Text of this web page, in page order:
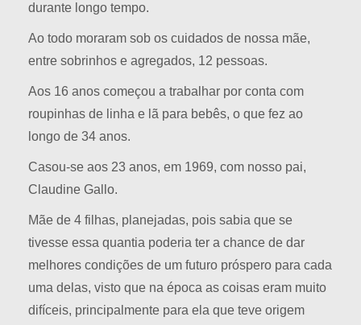
durante longo tempo.
Ao todo moraram sob os cuidados de nossa mãe,
entre sobrinhos e agregados, 12 pessoas.
Aos 16 anos começou a trabalhar por conta com
roupinhas de linha e lã para bebês, o que fez ao
longo de 34 anos.
Casou-se aos 23 anos, em 1969, com nosso pai,
Claudine Gallo.
Mãe de 4 filhas, planejadas, pois sabia que se
tivesse essa quantia poderia ter a chance de dar
melhores condições de um futuro próspero para cada
uma delas, visto que na época as coisas eram muito
difíceis, principalmente para ela que teve origem